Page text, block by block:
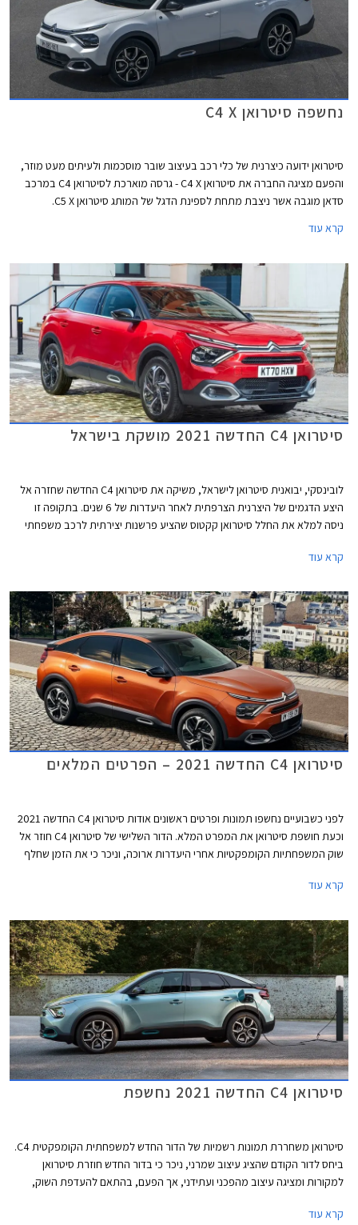
נחשפה סיטרואן C4 X
סיטרואן ידועה כיצרנית של כלי רכב בעיצוב שובר מוסכמות ולעיתים מעט מוזר,
והפעם מציגה החברה את סיטרואן C4 X - גרסה מוארכת לסיטרואן C4 במרכב
סדאן מוגבה אשר ניצבת מתחת לספינת הדגל של המותג סיטרואן C5 X.
קרא עוד
סיטרואן C4 החדשה 2021 מושקת בישראל
לובינסקי, יבואנית סיטרואן לישראל, משיקה את סיטרואן C4 החדשה שחזרה אל
היצע הדגמים של היצרנית הצרפתית לאחר היעדרות של 6 שנים. בתקופה זו
ניסה למלא את החלל סיטרואן קקטוס שהציע פרשנות יצירתית לרכב משפחתי
ולהשיב לחיים את סיטרואן C4 בדור חדש.
קרא עוד
סיטרואן C4 החדשה 2021 – הפרטים המלאים
לפני כשבועיים נחשפו תמונות ופרטים ראשונים אודות סיטרואן C4 החדשה 2021
וכעת חושפת סיטרואן את המפרט המלא. הדור השלישי של סיטרואן C4 חוזר אל
שוק המשפחתיות הקומפקטיות אחרי היעדרות ארוכה, וניכר כי את הזמן שחלף
קרא עוד
סיטרואן C4 החדשה 2021 נחשפת
סיטרואן משחררת תמונות רשמיות של הדור החדש למשפחתית הקומפקטית C4.
ביחס לדור הקודם שהציג עיצוב שמרני, ניכר כי בדור החדש חוזרת סיטרואן
למקורות ומציגה עיצוב מהפכני ועתידני, אך הפעם, בהתאם להעדפת השוק,
מסורתי.
קרא עוד